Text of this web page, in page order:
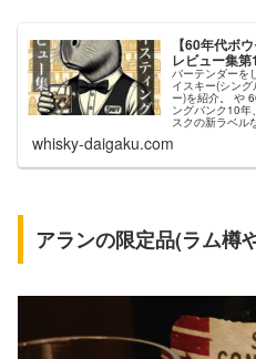
【60年代ボ
レビュー集第
バーテンダーを
イスキー(シン
ー)を紹介。 や
ングバンク10年
スクの新ラベル
whisky-daigaku.com
アランの限定品(ラム樽